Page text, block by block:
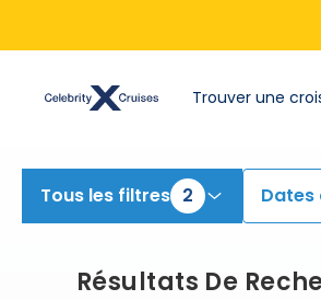
Trouver une
Tous les filtres 2 Dates
Résultats De